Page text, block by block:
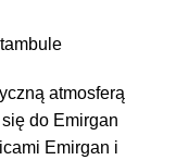
atmosferą
do Emirgan
Emirgan i